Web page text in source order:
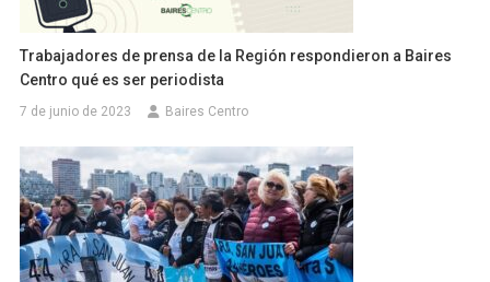
Trabajadores de prensa de la Región respondieron a Baires
Centro qué es ser periodista
7 de junio de 2023 Baires Centro